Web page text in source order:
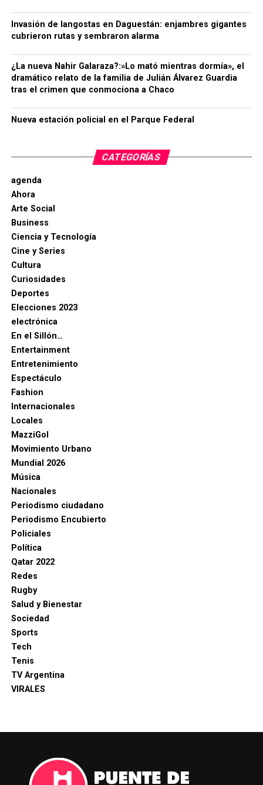
Invasión de langostas en Daguestán: enjambres gigantes
cubrieron rutas y sembraron alarma
¿La nueva Nahir Galaraza?:»Lo mató mientras dormía», el
dramático relato de la familia de Julián Álvarez Guardia
tras el crimen que conmociona a Chaco
Nueva estación policial en el Parque Federal
CATEGORÍAS
agenda
Ahora
Arte Social
Business
Ciencia y Tecnología
Cine y Series
Cultura
Curiosidades
Deportes
Elecciones 2023
electrónica
En el Sillón…
Entertainment
Entretenimiento
Espectáculo
Fashion
Internacionales
Locales
MazziGol
Movimiento Urbano
Mundial 2026
Música
Nacionales
Periodismo ciudadano
Periodismo Encubierto
Policiales
Política
Qatar 2022
Redes
Rugby
Salud y Bienestar
Sociedad
Sports
Tech
Tenis
TV Argentina
VIRALES